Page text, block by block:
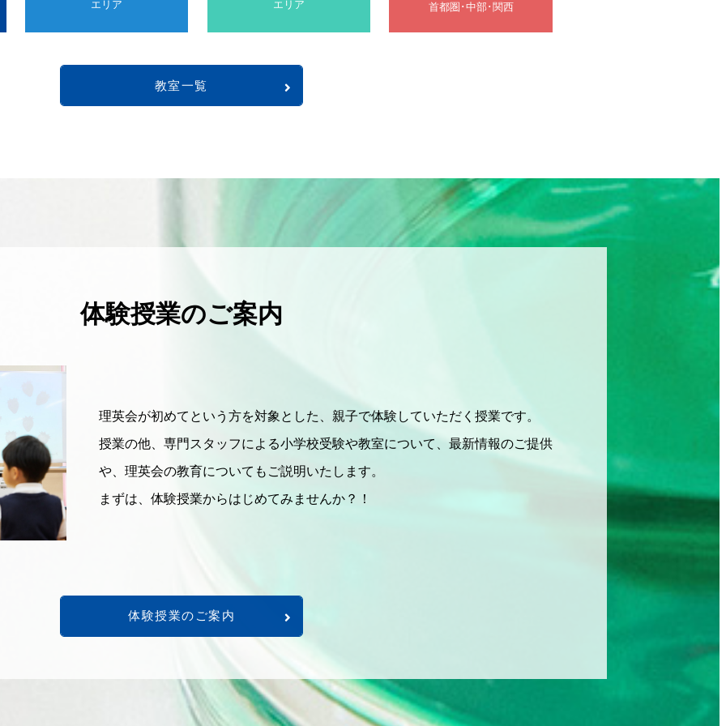
エリア エリア 首都圏･中部･関西
教室一覧
体験授業のご案内
理英会が初めてという方を対象とした、親子で体験していただく授業です。
授業の他、専門スタッフによる小学校受験や教室について、最新情報のご提供
や、理英会の教育についてもご説明いたします。
まずは、体験授業からはじめてみませんか？！
体験授業のご案内